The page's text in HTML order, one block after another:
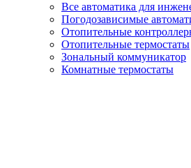
Все автоматика для
Погодозависимые
Отопительные
Отопительные термостаты
Зональный коммуникатор
Комнатные термостаты